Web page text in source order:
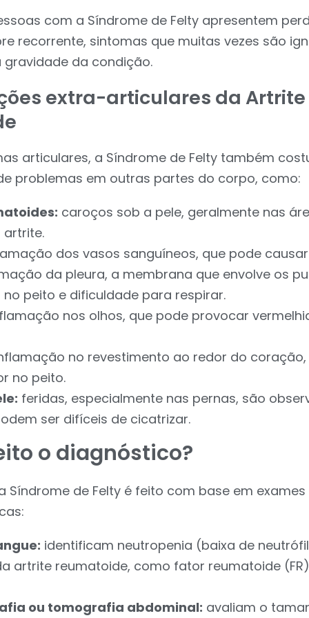
com a Síndrome de Felty apresentem
recorrente, sintomas que muitas vezes são
da condição.
extra-articulares da Artrite
articulares, a Síndrome de Felty também
problemas em outras partes do corpo, como:
caroços sob a pele, geralmente nas
dos vasos sanguíneos, que pode causar
da pleura, a membrana que envolve os
peito e dificuldade para respirar.
nos olhos, que pode provocar
no revestimento ao redor do
no peito.
feridas, especialmente nas pernas, são
ser difíceis de cicatrizar.
o diagnóstico?
Síndrome de Felty é feito com base em
identificam neutropenia (baixa de
artrite reumatoide, como fator reumatoide
ou tomografia abdominal: avaliam o